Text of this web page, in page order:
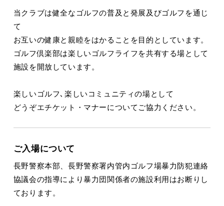
当クラブは健全なゴルフの普及と発展及びゴルフを通じ
て
お互いの健康と親睦をはかることを目的としています。
ゴルフ倶楽部は楽しいゴルフライフを共有する場として
施設を開放しています。
楽しいゴルフ､楽しいコミュニティの場として
どうぞエチケット・マナーについてご協力ください。
ご入場について
長野警察本部、長野警察署内管内ゴルフ場暴力防犯連絡
協議会の指導により暴力団関係者の施設利用はお断りし
ております。